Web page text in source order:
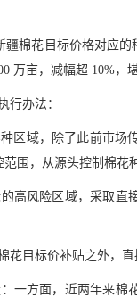
棉花目标价格对应
万亩，减幅超 10%
行办法：
区域，除了此前市场
围，从源头控制棉花
高风险区域，采取
目标价补贴之外，
一方面，近两年来